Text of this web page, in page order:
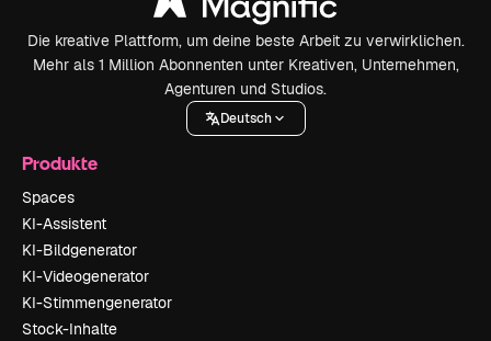
Die kreative Plattform, um deine beste Arbeit zu verwirklichen.
Mehr als 1 Million Abonnenten unter Kreativen, Unternehmen,
Agenturen und Studios.
Deutsch
Produkte
Spaces
KI-Assistent
KI-Bildgenerator
KI-Videogenerator
KI-Stimmengenerator
Stock-Inhalte